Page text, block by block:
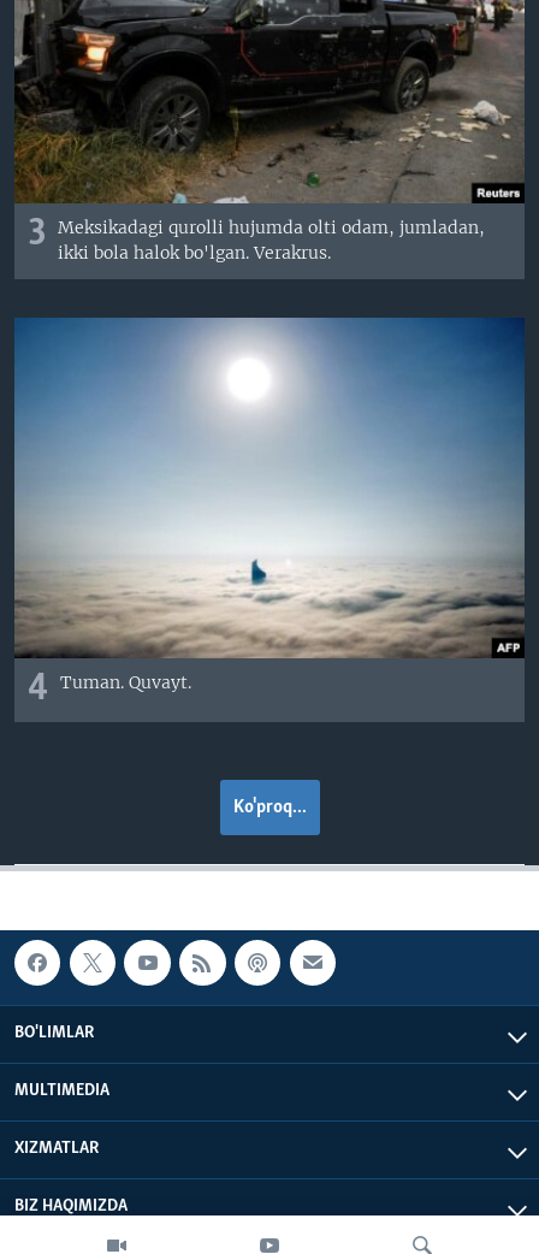
3
Meksikadagi qurolli hujumda olti odam, jumladan,
ikki bola halok bo'lgan. Verakrus.
4 Tuman. Quvayt.
Ko'proq...
BO'LIMLAR
MULTIMEDIA
XIZMATLAR
BIZ HAQIMIZDA